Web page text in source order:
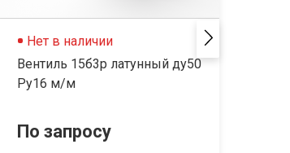
Нет в наличии
Вентиль 15б3р латунный ду50
Ру16 м/м
По запросу